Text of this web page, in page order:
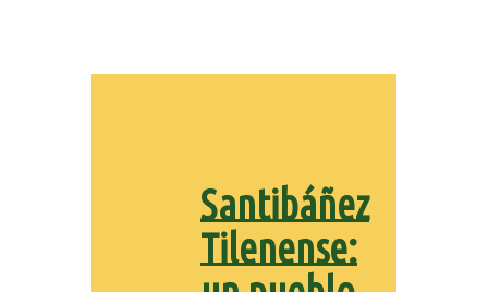
Santibáñez
Tilenense: